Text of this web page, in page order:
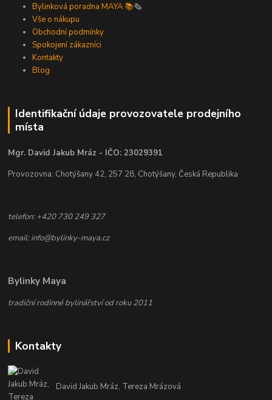
Bylinková poradna MAYA 📚🗞️
Vše o nákupu
Obchodní podmínky
Spokojení zákazníci
Kontakty
Blog
Identifikační údaje provozovatele prodejního
místa
Mgr. David Jakub Mráz - IČO: 23029391
Provozovna: Chotýšany 42, 257 28, Chotýšany, Česká Republika
telefon: +420 730 249 327
email: info@bylinky-maya.cz
Bylinky Maya
tradiční rodinné bylinářství od roku 2011
Kontakty
David Jakub Mráz, Tereza Mrázová